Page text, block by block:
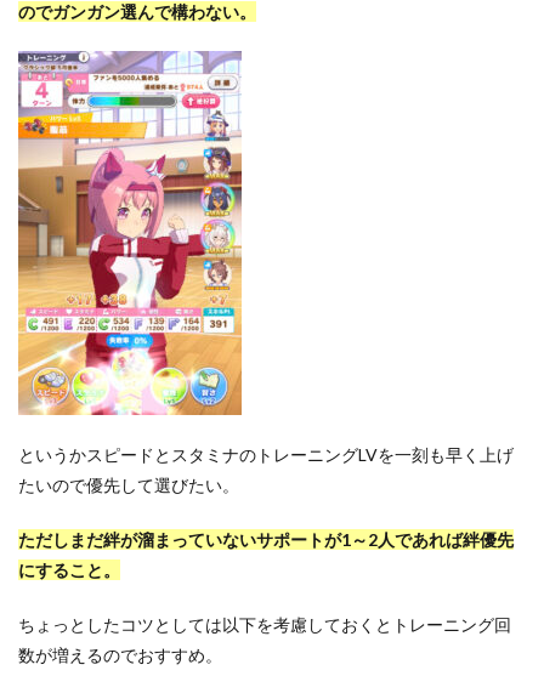
のでガンガン選んで構わない。
というかスピードとスタミナのトレーニングLVを一刻も早く上げ
たいので優先して選びたい。
ただしまだ絆が溜まっていないサポートが1～2人であれば絆優先
にすること。
ちょっとしたコツとしては以下を考慮しておくとトレーニング回
数が増えるのでおすすめ。